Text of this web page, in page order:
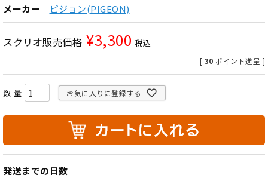
メーカー
ピジョン(PIGEON)
スクリオ販売価格 ¥3,300 税込
[ 30 ポイント進呈 ]
お気に入りに登録する
発送までの日数